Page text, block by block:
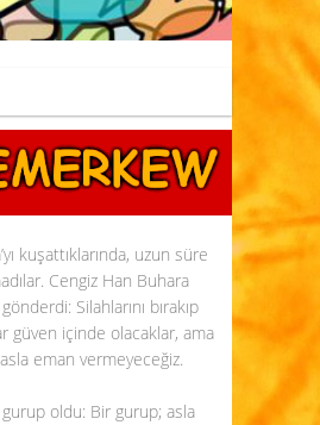
kuşattıklarında, uzun süre
Cengiz Han Buhara
Silahlarını bırakıp
güven içinde olacaklar, ama
eman vermeyeceğiz.
oldu: Bir gurup; asla